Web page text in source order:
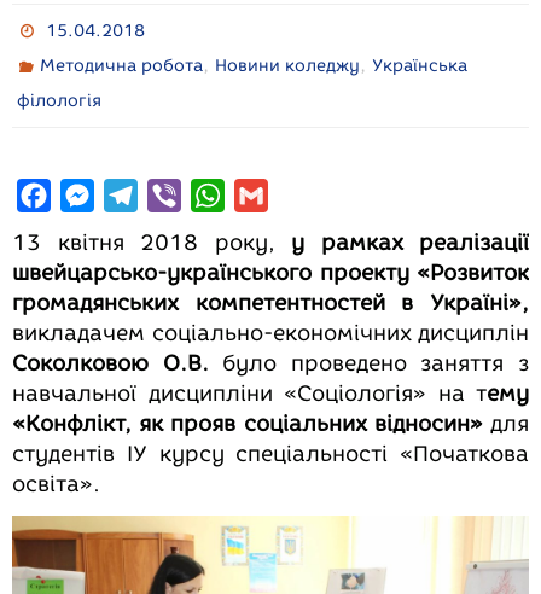
15.04.2018
Методична робота, Новини коледжу, Українська
філологія
c
e
b
o
o
k
M
s
s
e
n
g
e
r
l
e
g
r
m
b
r
W
a
t
s
A
p
p
a
i
l
13 квітня 2018 року, у рамках реалізації
швейцарсько-українського проекту «Розвиток
громадянських компетентностей в Україні»,
викладачем соціально-економічних дисциплін
Соколковою О.В. було проведено заняття з
навчальної дисципліни «Соціологія» на тему
«Конфлікт, як прояв соціальних відносин»для
студентів ІУ курсу спеціальності «Початкова
освіта».